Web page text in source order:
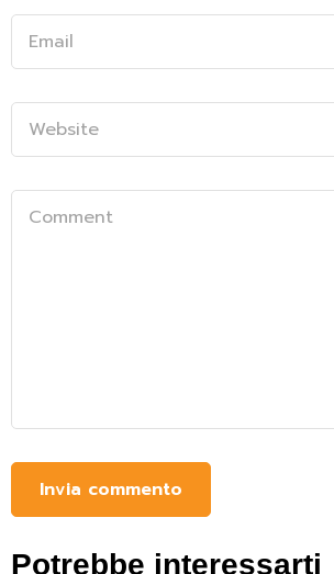
Potrebbe interessarti